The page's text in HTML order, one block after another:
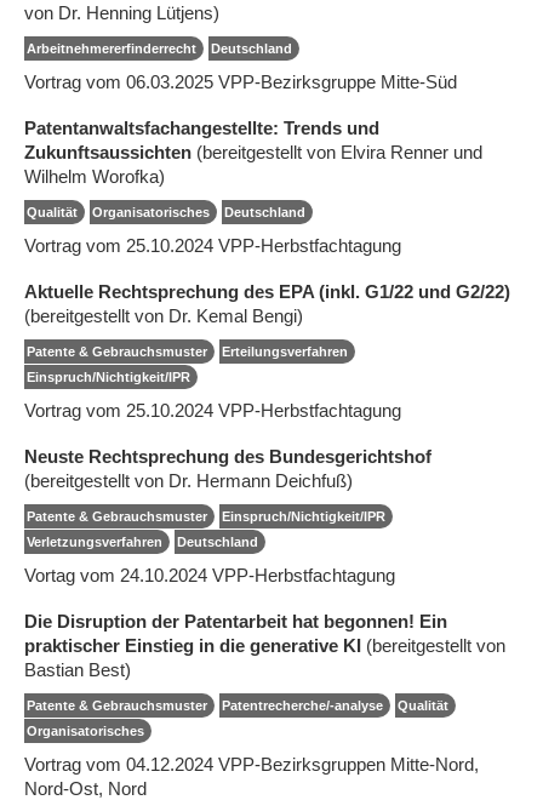
von Dr. Henning Lütjens)
Arbeitnehmererfinderrecht Deutschland
Vortrag vom 06.03.2025 VPP-Bezirksgruppe Mitte-Süd
Patentanwaltsfachangestellte: Trends und
Zukunftsaussichten (bereitgestellt von Elvira Renner und
Wilhelm Worofka)
Qualität Organisatorisches Deutschland
Vortrag vom 25.10.2024 VPP-Herbstfachtagung
Aktuelle Rechtsprechung des EPA (inkl. G1/22 und G2/22)
(bereitgestellt von Dr. Kemal Bengi)
Patente & Gebrauchsmuster
Erteilungsverfahren
Einspruch/Nichtigkeit/IPR
Vortrag vom 25.10.2024 VPP-Herbstfachtagung
Neuste Rechtsprechung des Bundesgerichtshof
(bereitgestellt von Dr. Hermann Deichfuß)
Patente & Gebrauchsmuster
Einspruch/Nichtigkeit/IPR
Verletzungsverfahren
Deutschland
Vortag vom 24.10.2024 VPP-Herbstfachtagung
Die Disruption der Patentarbeit hat begonnen! Ein
praktischer Einstieg in die generative KI (bereitgestellt von
Bastian Best)
Patente & Gebrauchsmuster Patentrecherche/-analyse
Qualität
Organisatorisches
Vortrag vom 04.12.2024 VPP-Bezirksgruppen Mitte-Nord,
Nord-Ost, Nord